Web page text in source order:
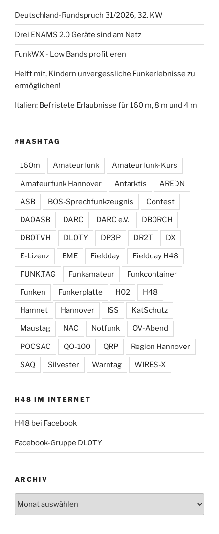
Deutschland-Rundspruch 31/2026, 32. KW
Drei ENAMS 2.0 Geräte sind am Netz
FunkWX - Low Bands profitieren
Helft mit, Kindern unvergessliche Funkerlebnisse zu
ermöglichen!
Italien: Befristete Erlaubnisse für 160 m, 8 m und 4 m
#HASHTAG
160m Amateurfunk Amateurfunk-Kurs
Amateurfunk Hannover Antarktis AREDN
ASB BOS-Sprechfunkzeugnis Contest
DA0ASB DARC DARC e.V. DB0RCH
DB0TVH DL0TY DP3P DR2T DX
E-Lizenz EME Fieldday Fieldday H48
FUNK.TAG Funkamateur Funkcontainer
Funken Funkerplatte H02 H48
Hamnet Hannover ISS KatSchutz
Maustag NAC Notfunk OV-Abend
POCSAC QO-100 QRP Region Hannover
SAQ Silvester Warntag WIRES-X
H48 IM INTERNET
H48 bei Facebook
Facebook-Gruppe DL0TY
ARCHIV